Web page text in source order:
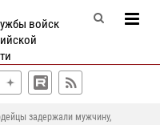
войск
задержали мужчину,